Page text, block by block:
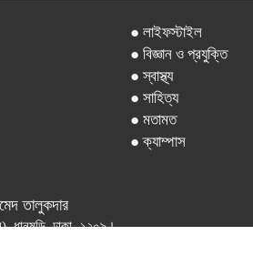
● লাইফস্টাইল
● বিজ্ঞান ও প্রযুক্তি
● স্বাস্থ্য
● সাহিত্য
● মতামত
● ক্যাম্পাস
তালুকদার
ধানমন্ডি, ঢাকা -১২০৯।